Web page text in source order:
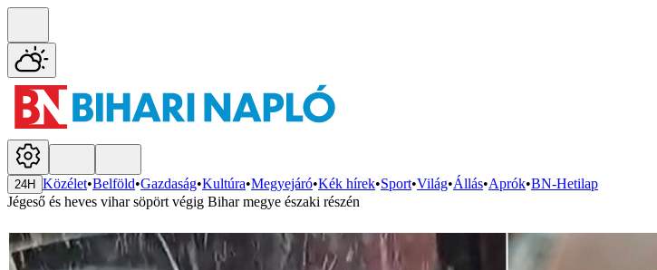
24H Közélet•Belföld•Gazdaság•Kultúra•Megyejáró•Kék hírek•Sport•Világ•Állás•Aprók•BN-Hetilap
Jégeső és heves vihar söpört végig Bihar megye északi részén